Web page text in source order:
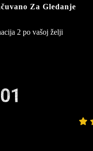
Za Gledanje
2 po vašoj želji